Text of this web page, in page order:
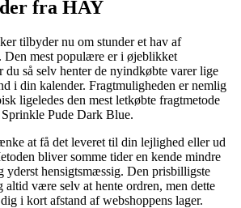
fra HAY
tilbyder nu om stunder et hav af
Den mest populære er i øjeblikket
du så selv henter de nyindkøbte varer lige
i din kalender. Fragtmuligheden er nemlig
ligeledes den mest letkøbte fragtmetode
Pude Dark Blue.
at få det leveret til din lejlighed eller ud
bliver somme tider en kende mindre
yderst hensigtsmæssig. Den prisbilligste
være selv at hente ordren, men dette
i kort afstand af webshoppens lager.